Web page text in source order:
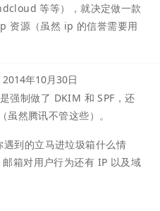
等等），就决定做一款
资源（虽然 ip 的信誉需要用
2014年10月30日
强制做了 DKIM 和 SPF，还
然腾讯不管这些）。
到的立马进垃圾箱什么情
箱对用户行为还有 IP 以及域